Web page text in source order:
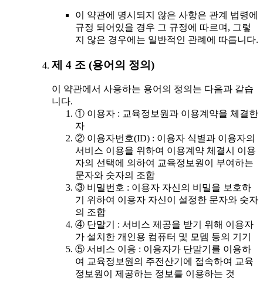
이 약관에 명시되지 않은 사항은 관계 법령에
규정 되어있을 경우 그 규정에 따르며, 그렇
지 않은 경우에는 일반적인 관례에 따릅니다.
제 4 조 (용어의 정의)
이 약관에서 사용하는 용어의 정의는 다음과 같습
니다.
① 이용자 : 교육정보원과 이용계약을 체결한
자
② 이용자번호(ID) : 이용자 식별과 이용자의
서비스 이용을 위하여 이용계약 체결시 이용
자의 선택에 의하여 교육정보원이 부여하는
문자와 숫자의 조합
③ 비밀번호 : 이용자 자신의 비밀을 보호하
기 위하여 이용자 자신이 설정한 문자와 숫자
의 조합
④ 단말기 : 서비스 제공을 받기 위해 이용자
가 설치한 개인용 컴퓨터 및 모뎀 등의 기기
⑤ 서비스 이용 : 이용자가 단말기를 이용하
여 교육정보원의 주전산기에 접속하여 교육
정보원이 제공하는 정보를 이용하는 것